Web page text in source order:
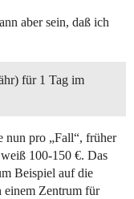
aber sein, daß ich
für 1 Tag im
nun pro „Fall“, früher
100-150 €. Das
Beispiel auf die
einem Zentrum für